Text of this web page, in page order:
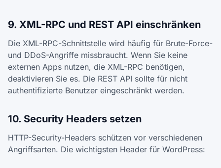
9. XML-RPC und REST API einschränken
Die XML-RPC-Schnittstelle wird häufig für Brute-Force-
und DDoS-Angriffe missbraucht. Wenn Sie keine
externen Apps nutzen, die XML-RPC benötigen,
deaktivieren Sie es. Die REST API sollte für nicht
authentifizierte Benutzer eingeschränkt werden.
10. Security Headers setzen
HTTP-Security-Headers schützen vor verschiedenen
Angriffsarten. Die wichtigsten Header für WordPress: